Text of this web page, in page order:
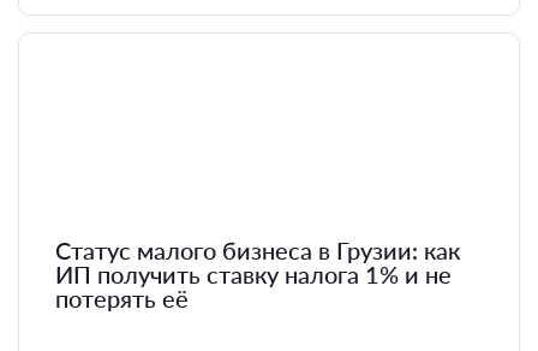
Статус малого бизнеса в Грузии: как
ИП получить ставку налога 1% и не
потерять её